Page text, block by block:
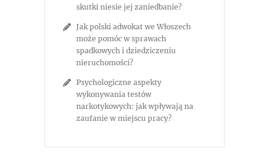
skutki niesie jej zaniedbanie?
Jak polski adwokat we Włoszech
może pomóc w sprawach
spadkowych i dziedziczeniu
nieruchomości?
Psychologiczne aspekty
wykonywania testów
narkotykowych: jak wpływają na
zaufanie w miejscu pracy?